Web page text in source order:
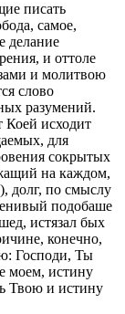
писать
самое,
делание
и оттоле
и молитвою
слово
разумений.
Коей исходит
для
сокрытых
на каждом,
долг, по смыслу
подобаше
истязал бых
конечно,
Господи, Ты
моем, истину
Твою и истину